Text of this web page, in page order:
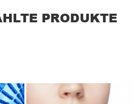
PRODUKTE